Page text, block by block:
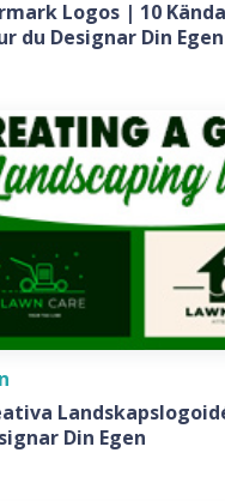
Logos | 10
du Designar Din
Din Egen